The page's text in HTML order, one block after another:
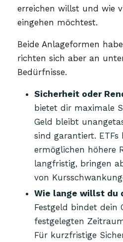
erreichen willst und wie
eingehen möchtest.
Beide Anlageformen
richten sich aber an
Bedürfnisse.
Sicherheit oder
bietet dir maximale
Geld bleibt
sind garantiert. ETFs
ermöglichen höhere
langfristig, bringen
von
Wie lange willst du
Festgeld bindet dein
festgelegten
Für kurzfristige